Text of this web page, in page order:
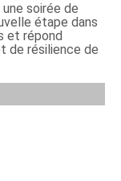
soirée de
étape dans
et répond
de résilience de